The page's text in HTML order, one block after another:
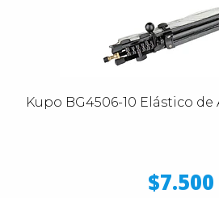
Kupo BG4506-10 Elástico
$7.500